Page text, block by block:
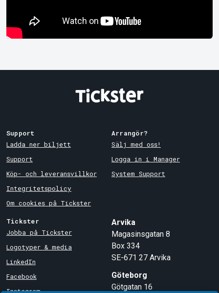
Support
Ladda ner biljett
Support
Köp- och leveransvillkor
Integritetspolicy
Om cookies på Tickster
Arrangör?
Sälj med oss!
Logga in i Manager
System Support
Tickster
Jobba på Tickster
Logotyper & media
LinkedIn
Facebook
Instagram
Arvika
Magasinsgatan 8
Box 334
SE-671 27 Arvika
Göteborg
Götgatan 16